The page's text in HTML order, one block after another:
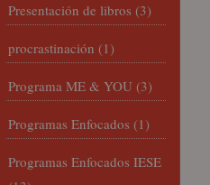
Presentación de libros (3)
procrastinación (1)
Programa ME & YOU (3)
Programas Enfocados (1)
Programas Enfocados IESE